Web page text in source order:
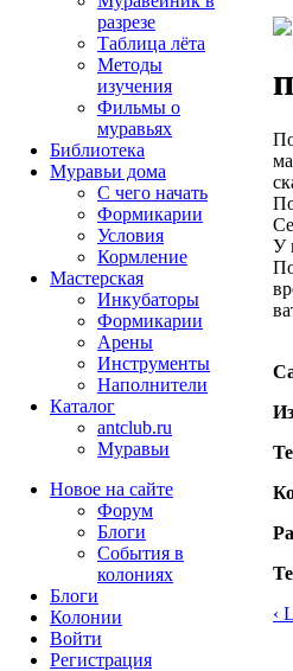
У
‹
разрезе
Таблица лёта
Методы
изучения
Фильмы о
муравьях
Библиотека
Муравьи дома
С чего начать
Формикарии
Условия
Кормление
Мастерская
Инкубаторы
Формикарии
Арены
Инструменты
Наполнители
Каталог
antclub.ru
Муравьи
Новое на сайте
Форум
Блоги
События в
колониях
Блоги
Колонии
Войти
Peгиcтpaция